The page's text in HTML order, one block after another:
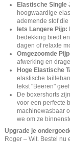
Elastische Single
hoogwaardige
ademende stof
Iets Langere Pijp:
bedekking biedt
dagen of relaxte
Omgezoomde
afwerking en
Hoge Elastische
elastische
tekst "Beeren"
De boxershorts
voor een perfecte
machinewasbaar
we om ze
Upgrade je
Roger – Wit. Bestel nu